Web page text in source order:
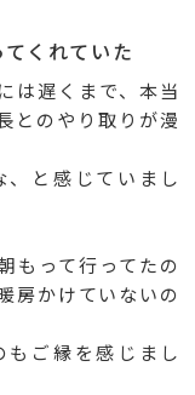
くれていた
は遅くまで、本当
とのやり取りが漫
と感じていまし
もって行ってたの
房かけていないの
ご縁を感じまし